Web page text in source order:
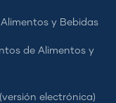
y Bebidas
de Alimentos y
electrónica)